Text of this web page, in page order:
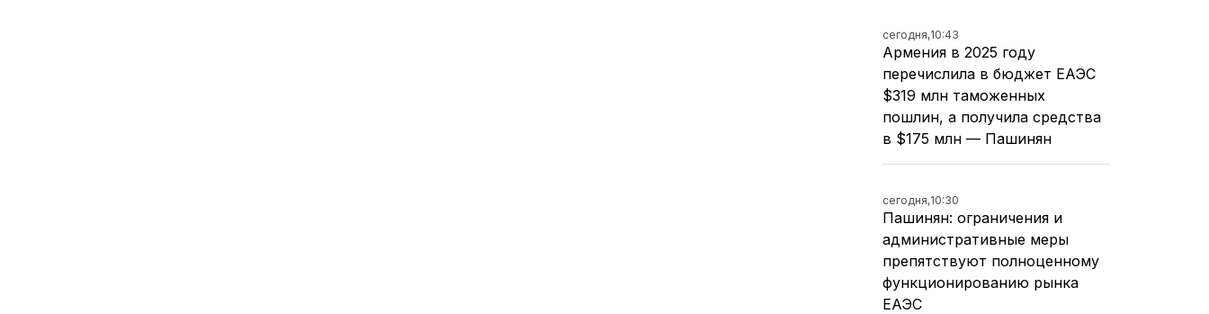
сегодня,10:43
Армения в 2025 году
перечислила в бюджет ЕАЭС
$319 млн таможенных
пошлин, а получила средства
в $175 млн — Пашинян
сегодня,10:30
Пашинян: ограничения и
административные меры
препятствуют полноценному
функционированию рынка
ЕАЭС